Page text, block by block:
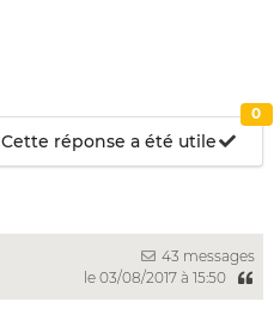
Cette réponse a été utile
0
43 messages
le 03/08/2017 à 15:50